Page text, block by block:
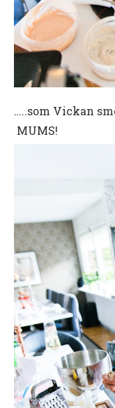
…..som Vickan
MUMS!